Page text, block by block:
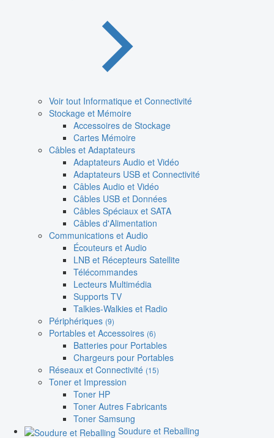
Voir tout Informatique et Connectivité
Stockage et Mémoire
Accessoires de Stockage
Cartes Mémoire
Câbles et Adaptateurs
Adaptateurs Audio et Vidéo
Adaptateurs USB et Connectivité
Câbles Audio et Vidéo
Câbles USB et Données
Câbles Spéciaux et SATA
Câbles d'Alimentation
Communications et Audio
Écouteurs et Audio
LNB et Récepteurs Satellite
Télécommandes
Lecteurs Multimédia
Supports TV
Talkies-Walkies et Radio
Périphériques (9)
Portables et Accessoires (6)
Batteries pour Portables
Chargeurs pour Portables
Réseaux et Connectivité (15)
Toner et Impression
Toner HP
Toner Autres Fabricants
Toner Samsung
Soudure et Reballing